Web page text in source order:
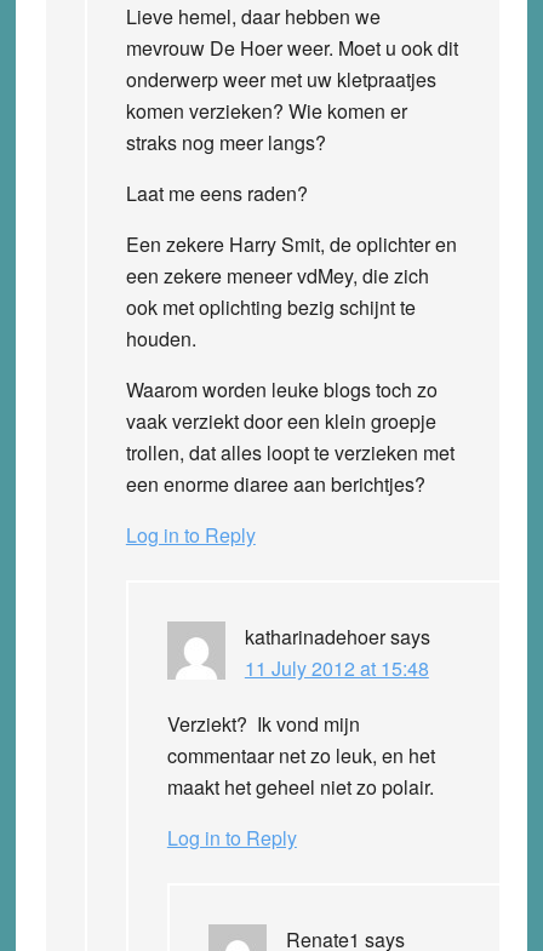
Lieve hemel, daar hebben we
mevrouw De Hoer weer. Moet u ook dit
onderwerp weer met uw kletpraatjes
komen verzieken? Wie komen er
straks nog meer langs?
Laat me eens raden?
Een zekere Harry Smit, de oplichter en
een zekere meneer vdMey, die zich
ook met oplichting bezig schijnt te
houden.
Waarom worden leuke blogs toch zo
vaak verziekt door een klein groepje
trollen, dat alles loopt te verzieken met
een enorme diaree aan berichtjes?
Log in to Reply
katharinadehoersays
11 July 2012 at 15:48
Verziekt? Ik vond mijn
commentaar net zo leuk, en het
maakt het geheel niet zo polair.
Log in to Reply
Renate1 says